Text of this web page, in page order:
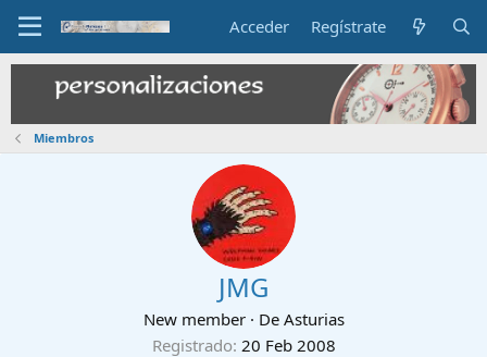
Acceder Regístrate
Miembros
JMG
New member · De Asturias
Registrado 20 Feb 2008